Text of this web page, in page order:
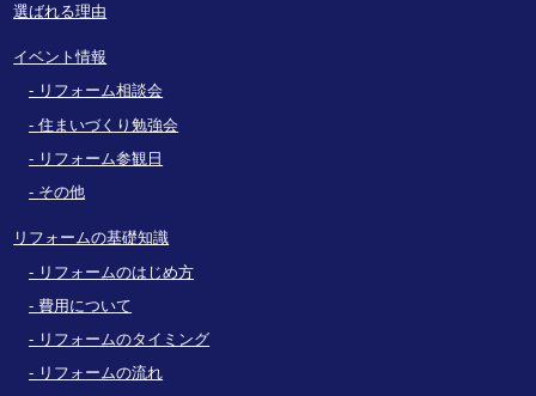
選ばれる理由
イベント情報
リフォーム相談会
住まいづくり勉強会
リフォーム参観日
その他
リフォームの基礎知識
リフォームのはじめ方
費用について
リフォームのタイミング
リフォームの流れ